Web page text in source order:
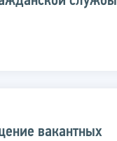
вакантных